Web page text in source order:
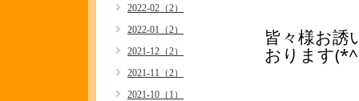
皆々様お誘
おります
2022-02（2）
2022-01（2）
2021-12（2）
2021-11（2）
2021-10（1）